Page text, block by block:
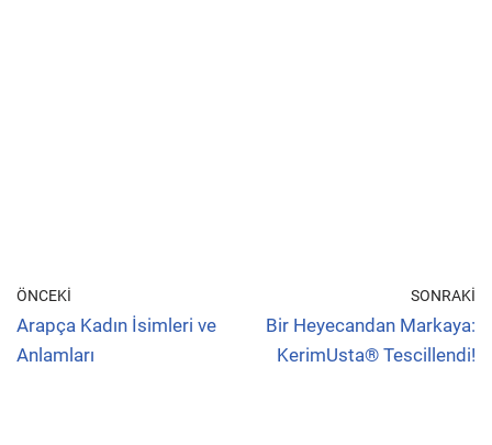
ÖNCEKI
Arapça Kadın İsimleri ve
Anlamları
SONRAKI
Bir Heyecandan Markaya:
KerimUsta® Tescillendi!